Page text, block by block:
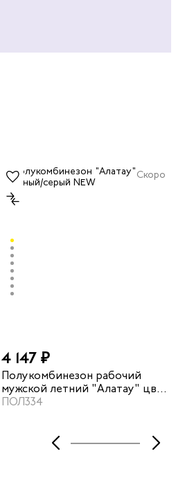
Скоро
4 147 ₽
Полукомбинезон рабочий
мужской летний "Алатау" цвет
зеленый/серый
ПОЛ334